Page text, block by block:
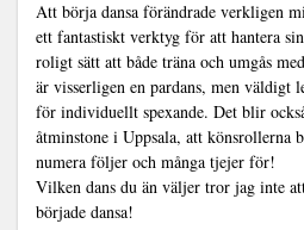
Att börja dansa förändrade verkligen
ett fantastiskt verktyg för att hantera
roligt sätt att både träna och umgås
är visserligen en pardans, men
för individuellt spexande. Det blir
åtminstone i Uppsala, att könsrollerna
numera följer och många tjejer för!
Vilken dans du än väljer tror jag inte
började dansa!